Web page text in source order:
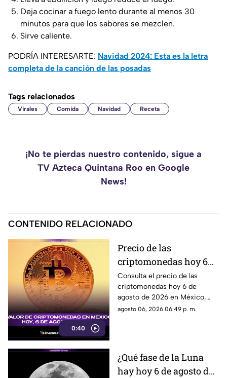
Deja cocinar a fuego lento durante al menos 30
minutos para que los sabores se mezclen.
Sirve caliente.
PODRÍA INTERESARTE: Navidad 2024: Esta es la letra
completa de la canción de las posadas
Tags relacionados
Virales Comida Navidad Receta
¡No te pierdas nuestro contenido, sigue a
TV Azteca Quintana Roo en Google
News!
CONTENIDO RELACIONADO
0:40
Precio de las
criptomonedas hoy 6
de agosto de 2026 en
México: Bitcoin,
Ethereum y más
Consulta el precio de las
criptomonedas hoy 6 de
agosto de 2026 en México,
con las cotizaciones de
agosto 06, 2026 06:49 p. m.
¿Qué fase de la Luna
hay hoy 6 de agosto de